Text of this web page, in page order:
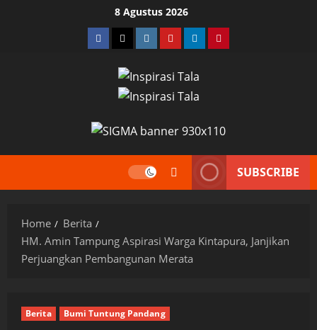
8 Agustus 2026
Facebook
TwitterInstagram
YouTubeLinkedInPinterest
SUBSCRIBE
Home
Berita
HM. Amin Tampung Aspirasi Warga Kintapura, Janjikan
Perjuangkan Pembangunan Merata
Berita Bumi Tuntung Pandang